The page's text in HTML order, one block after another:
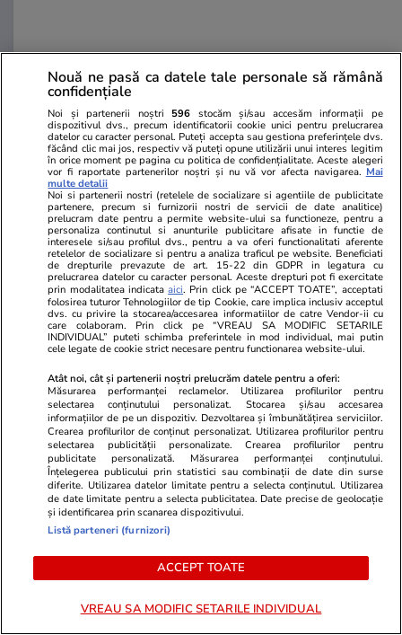
Wowbiz.ro
Cum arată fiul Mădălinei Manole
la 17 ani! Fratele regretatei
artiste a publicat o fotografie în
premieră cu Petru Mircea Jr.
Redactia.ro
Brenda
porumbeii”,
POLITIC
Politică 16:05
Noul proiect pentru legea
salarizării va fi publicat „cât de
curând”. Partidele au la
dispoziție câteva zile până la noi
negocieri
Interviu
Politică 11:37
Variantele PNL pentru viitorul
prim-ministru. Sighiartău: E
greu de realizat un guvern
tehnocrat
Nouă ne pasă ca datele tale personale să rămână
confidențiale
Noi și partenerii noștri 596 stocăm și/sau accesăm informații pe
dispozitivul dvs., precum identificatorii cookie unici pentru prelucrarea
datelor cu caracter personal. Puteți accepta sau gestiona preferințele dvs.
făcând clic mai jos, respectiv vă puteți opune utilizării unui interes legitim
în orice moment pe pagina cu politica de confidențialitate. Aceste alegeri
vor fi raportate partenerilor noștri și nu vă vor afecta navigarea. Mai
multe detalii
Noi si partenerii nostri (retelele de socializare si agentiile de publicitate
partenere, precum si furnizorii nostri de servicii de date analitice)
prelucram date pentru a permite website-ului sa functioneze, pentru a
personaliza continutul si anunturile publicitare afisate in functie de
interesele si/sau profilul dvs., pentru a va oferi functionalitati aferente
retelelor de socializare si pentru a analiza traficul pe website. Beneficiati
de drepturile prevazute de art. 15-22 din GDPR in legatura cu
prelucrarea datelor cu caracter personal. Aceste drepturi pot fi exercitate
prin modalitatea indicataaici. Prin click pe “ACCEPT TOATE”, acceptati
folosirea tuturor Tehnologiilor de tip Cookie, care implica inclusiv acceptul
dvs. cu privire la stocarea/accesarea informatiilor de catre Vendor-ii cu
care colaboram. Prin click pe “VREAU SA MODIFIC SETARILE
INDIVIDUAL” puteti schimba preferintele in mod individual, mai putin
cele legate de cookie strict necesare pentru functionarea website-ului.
Atât noi, cât și partenerii noștri prelucrăm datele pentru a oferi:
Măsurarea performanței reclamelor. Utilizarea profilurilor pentru
selectarea conținutului personalizat. Stocarea și/sau accesarea
informațiilor de pe un dispozitiv. Dezvoltarea și îmbunătățirea serviciilor.
Crearea profilurilor de conținut personalizat. Utilizarea profilurilor pentru
selectarea publicității personalizate. Crearea profilurilor pentru
publicitate personalizată. Măsurarea performanței conținutului.
Înțelegerea publicului prin statistici sau combinații de date din surse
diferite. Utilizarea datelor limitate pentru a selecta conținutul. Utilizarea
de date limitate pentru a selecta publicitatea. Date precise de geolocație
și identificarea prin scanarea dispozitivului.
Listă parteneri (furnizori)
ACCEPT TOATE
VREAU SA MODIFIC SETARILE INDIVIDUAL